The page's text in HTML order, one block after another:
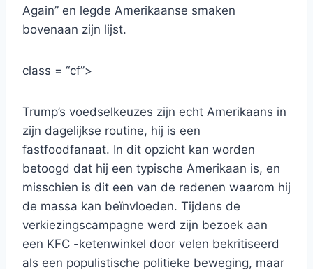
Again” en legde Amerikaanse smaken
bovenaan zijn lijst.
class = “cf”>
Trump’s voedselkeuzes zijn echt Amerikaans in
zijn dagelijkse routine, hij is een
fastfoodfanaat. In dit opzicht kan worden
betoogd dat hij een typische Amerikaan is, en
misschien is dit een van de redenen waarom hij
de massa kan beïnvloeden. Tijdens de
verkiezingscampagne werd zijn bezoek aan
een KFC -ketenwinkel door velen bekritiseerd
als een populistische politieke beweging, maar